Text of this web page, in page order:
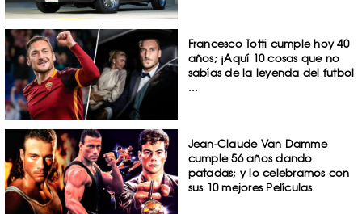
Francesco Totti cumple hoy 40
años; ¡Aquí 10 cosas que no
sabías de la leyenda del futbol
...
Jean-Claude Van Damme
cumple 56 años dando
patadas; y lo celebramos con
sus 10 mejores Películas